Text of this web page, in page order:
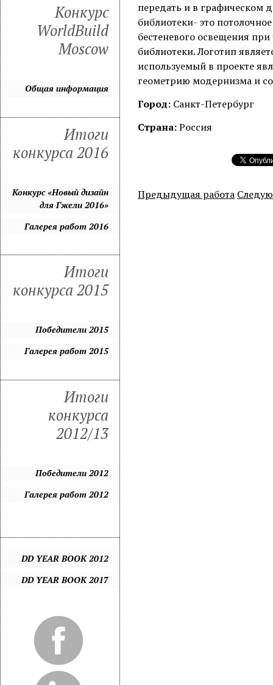
передать и в графическом
библиотеки- это
бестеневого освещения
библиотеки. Логотип
используемый в проекте
геометрию модернизма и
Город: Санкт-Петербург
Страна:Россия
Предыдущая работа
Конкурс
WorldBuild
Moscow
Общая информация
Итоги
конкурса 2016
Конкурс «Новый дизайн
для Гжели 2016»
Галерея работ 2016
Итоги
конкурса 2015
Победители 2015
Галерея работ 2015
Итоги
конкурса
2012/13
Победители 2012
Галерея работ 2012
DD YEAR BOOK 2012
DD YEAR BOOK 2017